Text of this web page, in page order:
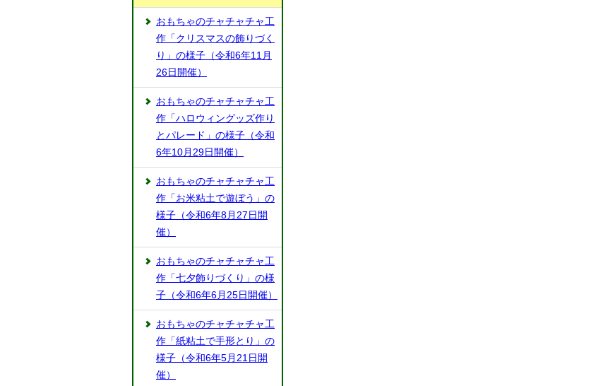
おもちゃのチャチャチャ工
作「クリスマスの飾りづく
り」の様子（令和6年11月
26日開催）
おもちゃのチャチャチャ工
作「ハロウィングッズ作り
とパレード」の様子（令和
6年10月29日開催）
おもちゃのチャチャチャ工
作「お米粘土で遊ぼう」の
様子（令和6年8月27日開
催）
おもちゃのチャチャチャ工
作「七夕飾りづくり」の様
子（令和6年6月25日開催）
おもちゃのチャチャチャ工
作「紙粘土で手形とり」の
様子（令和6年5月21日開
催）